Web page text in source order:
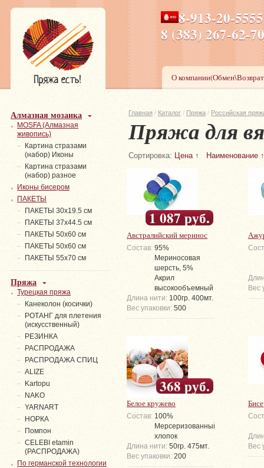
8-913-20-
8 (383) 267-
ПН-ПТ 8-17,СБ-ВС 9-
О
Главная / Каталог / Пряжа / Российская
Пряжа для
Сортировка: Цена ↑ Наименование ↑
Австралийский меринос
1 087 руб.
Состав: 95%
Мериносовая
шерсть, 5%
Акрил
высокообъемный
Длина нити: 100гр. 400мт.
Вес упаковки: 500
Вес
Белое кружево
368 руб.
Состав: 100%
Мерсеризованный
хлопок
Длина нити: 50гр. 475мт.
Вес упаковки: 200
Вес
Алмазная мозаика
MOSFA (Алмазная
живопись)
Картина стразами
(набор) Иконы
Картина стразами
(набор) разное
Иконы бисером
ПАКЕТЫ
ПАКЕТЫ 30х19.5 см
ПАКЕТЫ 37х44.5 см
ПАКЕТЫ 50х60 см
ПАКЕТЫ 50х60 см
ПАКЕТЫ 55х70 см
Пряжа
Турецкая пряжа
Канеколон (косички)
РОТАНГ для плетения
(искусственный)
PЕЗИНКА
РАСПРОДАЖА
РАСПРОДАЖА СПИЦ
ALIZE
Kartopu
NAKO
YARNART
НОРКА
Помпон
СELEBI etamin
(РАСПРОДАЖА)
По германской технологии